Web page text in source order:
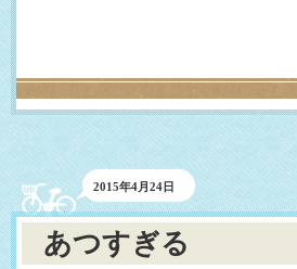
2015年4月24日
あつすぎる